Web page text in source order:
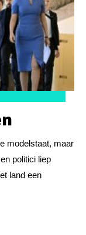
modelstaat, maar
politici liep
land een